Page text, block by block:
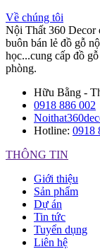
Về chúng tôi
Nội Thất 360 Decor
buôn bán lẻ đồ gỗ
học...cung cấp đồ
phòng.
Hữu Bằng -
0918 886 002
Hotline: 0918
THÔNG TIN
Giới thiệu
Sản phẩm
Dự án
Tin tức
Tuyển dụng
Liên hệ